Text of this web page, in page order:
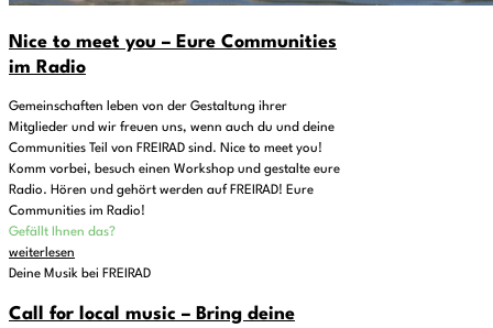
Nice to meet you – Eure Communities
im Radio
Gemeinschaften leben von der Gestaltung ihrer
Mitglieder und wir freuen uns, wenn auch du und deine
Communities Teil von FREIRAD sind. Nice to meet you!
Komm vorbei, besuch einen Workshop und gestalte eure
Radio. Hören und gehört werden auf FREIRAD! Eure
Communities im Radio!
Gefällt Ihnen das?
weiterlesen
Deine Musik bei FREIRAD
Call for local music – Bring deine